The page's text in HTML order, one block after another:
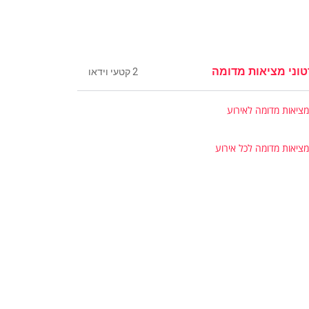
מציאות מדומה 2 קטעי וידאו
מציאות מדומה לאירוע
מציאות מדומה לכל אירוע